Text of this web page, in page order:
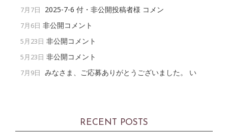
7月7日 2025-7-6 付・非公開投稿者様 コメン
7月6日 非公開コメント
5月23日 非公開コメント
5月23日 非公開コメント
7月9日 みなさま、ご応募ありがとうございました。 い
RECENT POSTS